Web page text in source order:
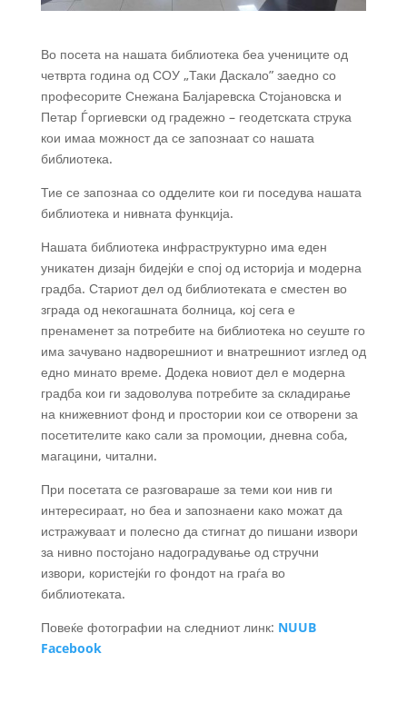
Во посета на нашата библиотека беа учениците од
четврта година од СОУ „Таки Даскало” заедно со
професорите Снежана Балјаревска Стојановска и
Петар Ѓоргиевски од градежно – геодетската струка
кои имаа можност да се запознаат со нашата
библиотека.
Тие се запознаа со одделите кои ги поседува нашата
библиотека и нивната функција.
Нашата библиотека инфраструктурно има еден
уникатен дизајн бидејќи е спој од историја и модерна
градба. Стариот дел од библиотеката е сместен во
зграда од некогашната болница, кој сега е
пренаменет за потребите на библиотека но сеуште го
има зачувано надворешниот и внатрешниот изглед од
едно минато време. Додека новиот дел е модерна
градба кои ги задоволува потребите за складирање
на книжевниот фонд и простории кои се отворени за
посетителите како сали за промоции, дневна соба,
магацини, читални.
При посетата се разговараше за теми кои нив ги
интересираат, но беа и запознаени како можат да
истражуваат и полесно да стигнат до пишани извори
за нивно постојано надоградување од стручни
извори, користејќи го фондот на граѓа во
библиотеката.
Повеќе фотографии на следниот линк: NUUB
Facebook